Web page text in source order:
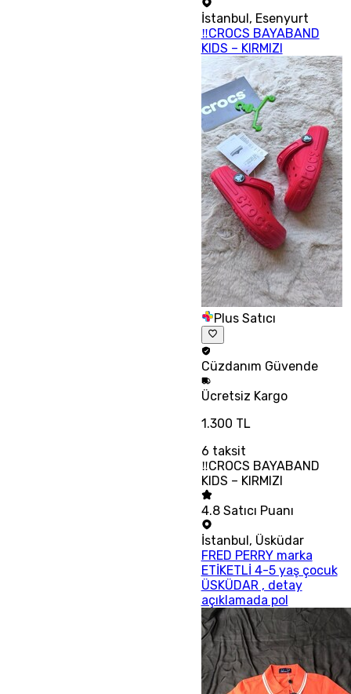
İstanbul , Esenyurt
‼CROCS BAYABAND
KIDS – KIRMIZI
Plus Satıcı
Cüzdanım Güvende
Ücretsiz Kargo
1.300 TL
6 taksit
‼CROCS BAYABAND
KIDS – KIRMIZI
4.8 Satıcı Puanı
İstanbul, Üsküdar
FRED PERRY marka
ETİKETLİ 4-5 yaş çocuk
ÜSKÜDAR , detay
açıklamada pol